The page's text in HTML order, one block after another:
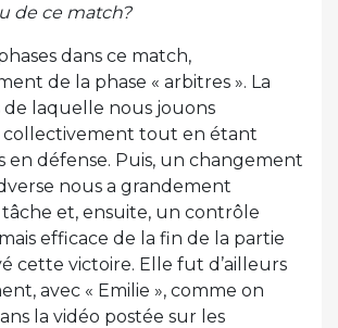
de ce match?
dans ce match,
de la phase « arbitres ». La
de laquelle nous jouons
tout en étant
en défense. Puis, un changement
nous a grandement
et, ensuite, un contrôle
efficace de la fin de la partie
cette victoire. Elle fut d’ailleurs
avec « Emilie », comme on
la vidéo postée sur les